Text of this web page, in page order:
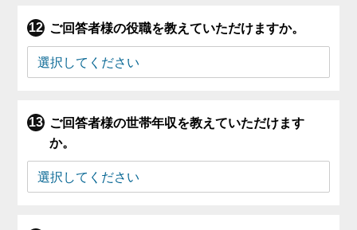
ご回答者様の役職を教えていただけますか。
ご回答者様の世帯年収を教えていただけます
か。